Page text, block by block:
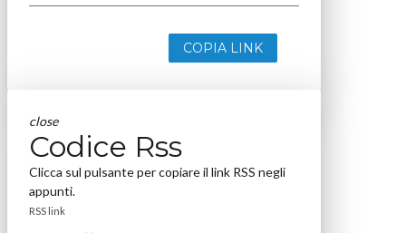
COPIA LINK
close
Codice Rss
Clicca sul pulsante per copiare il link RSS negli
appunti.
RSS link